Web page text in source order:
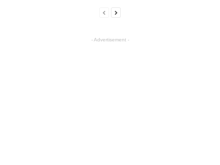
- Advertisement -